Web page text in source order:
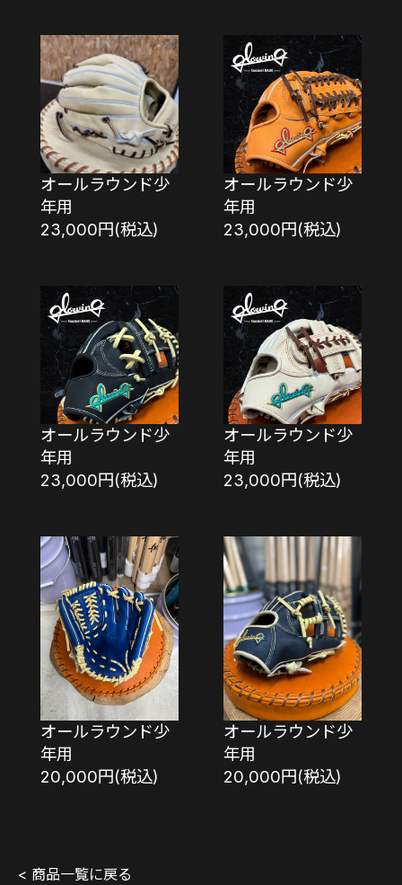
オールラウンド少
年用
23,000円(税込)
オールラウンド少
年用
23,000円(税込)
オールラウンド少
年用
23,000円(税込)
オールラウンド少
年用
23,000円(税込)
オールラウンド少
年用
20,000円(税込)
オールラウンド少
年用
20,000円(税込)
< 商品一覧に戻る